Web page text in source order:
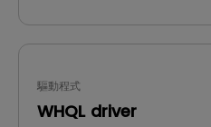
驅動程式
WHQL driver